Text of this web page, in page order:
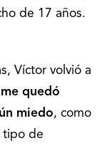
de 17 años.
Víctor volvió a
quedó
miedo, como
tipo de